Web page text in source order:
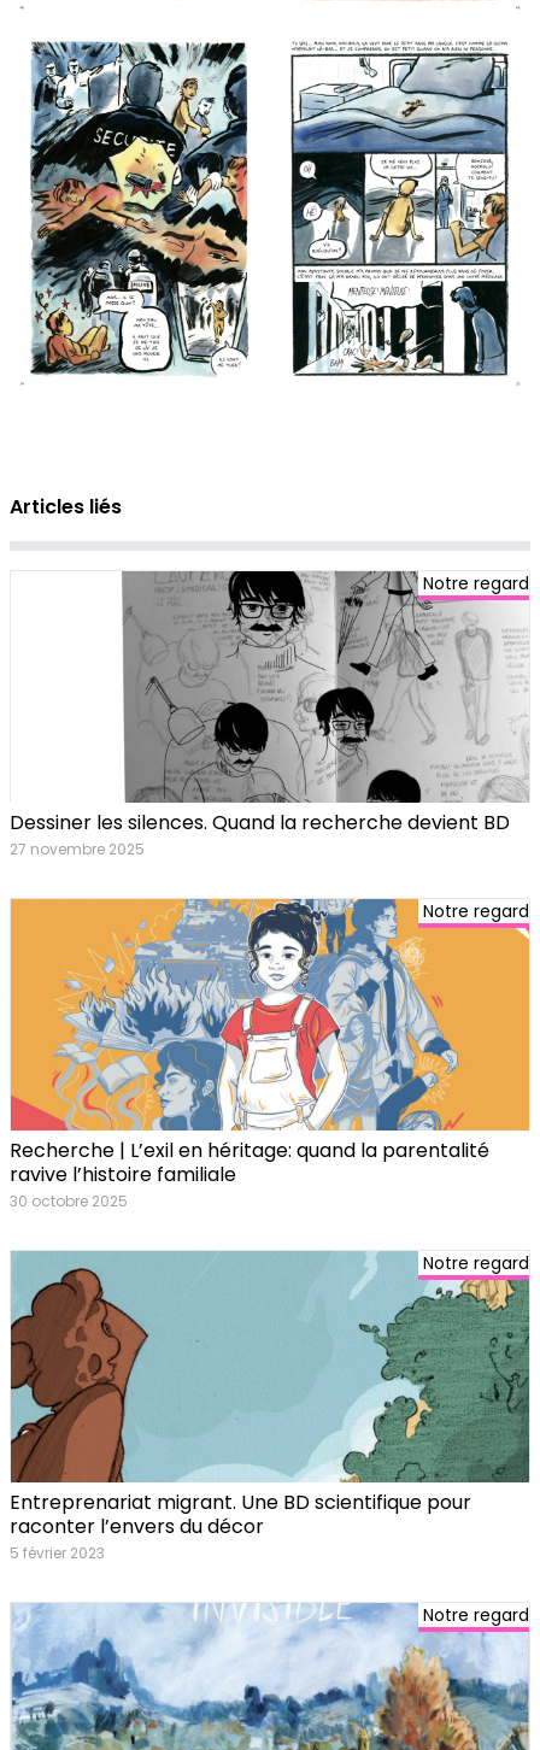
Articles liés
Notre regard
Dessiner les silences. Quand la recherche devient BD
27 novembre 2025
Notre regard
Recherche | L’exil en héritage: quand la parentalité
ravive l’histoire familiale
30 octobre 2025
Notre regard
Entreprenariat migrant. Une BD scientifique pour
raconter l’envers du décor
5 février 2023
Notre regard